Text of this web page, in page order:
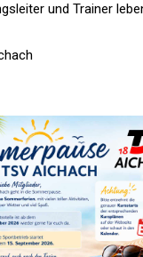
und Trainer